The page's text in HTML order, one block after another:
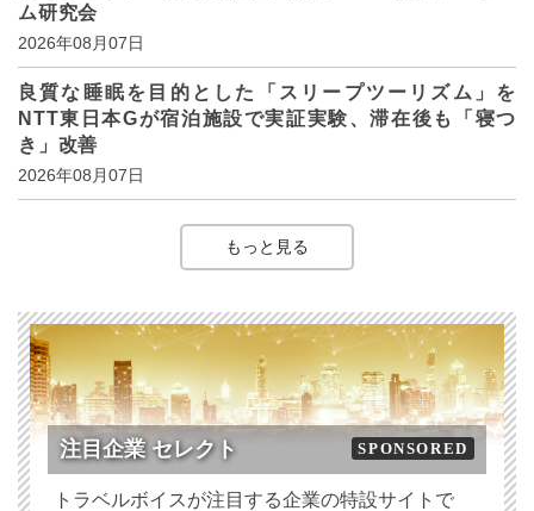
ム研究会
2026年08月07日
良質な睡眠を目的とした「スリープツーリズム」を
NTT東日本Gが宿泊施設で実証実験、滞在後も「寝つ
き」改善
2026年08月07日
もっと見る
注目企業 セレクト SPONSORED
トラベルボイスが注目する企業の特設サイトで